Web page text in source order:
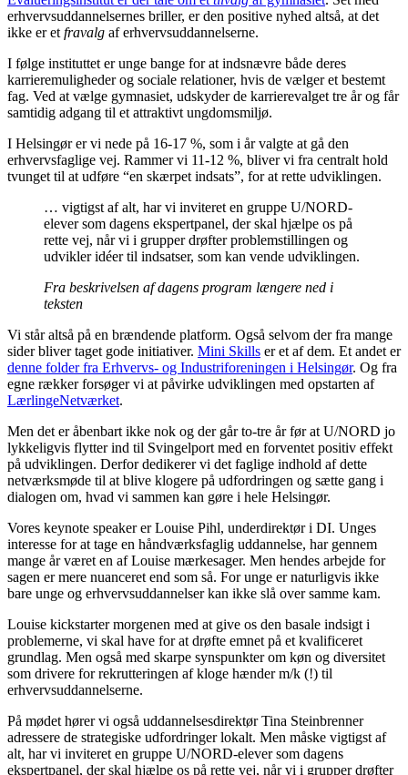
erhvervsuddannelsernes briller, er den positive nyhed altså, at det
ikke er et fravalg af erhvervsuddannelserne.
I følge instituttet er unge bange for at indsnævre både deres
karrieremuligheder og sociale relationer, hvis de vælger et bestemt
fag. Ved at vælge gymnasiet, udskyder de karrierevalget tre år og får
samtidig adgang til et attraktivt ungdomsmiljø.
I Helsingør er vi nede på 16-17 %, som i år valgte at gå den
erhvervsfaglige vej. Rammer vi 11-12 %, bliver vi fra centralt hold
tvunget til at udføre “en skærpet indsats”, for at rette udviklingen.
… vigtigst af alt, har vi inviteret en gruppe U/NORD-
elever som dagens ekspertpanel, der skal hjælpe os på
rette vej, når vi i grupper drøfter problemstillingen og
udvikler idéer til indsatser, som kan vende udviklingen.
Fra beskrivelsen af dagens program længere ned i
teksten
Vi står altså på en brændende platform. Også selvom der fra mange
sider bliver taget gode initiativer. Mini Skills er et af dem. Et andet er
denne folder fra Erhvervs- og Industriforeningen i Helsingør. Og fra
egne rækker forsøger vi at påvirke udviklingen med opstarten af
LærlingeNetværket.
Men det er åbenbart ikke nok og der går to-tre år før at U/NORD jo
lykkeligvis flytter ind til Svingelport med en forventet positiv effekt
på udviklingen. Derfor dedikerer vi det faglige indhold af dette
netværksmøde til at blive klogere på udfordringen og sætte gang i
dialogen om, hvad vi sammen kan gøre i hele Helsingør.
Vores keynote speaker er Louise Pihl, underdirektør i DI. Unges
interesse for at tage en håndværksfaglig uddannelse, har gennem
mange år været en af Louise mærkesager. Men hendes arbejde for
sagen er mere nuanceret end som så. For unge er naturligvis ikke
bare unge og erhvervsuddannelser kan ikke slå over samme kam.
Louise kickstarter morgenen med at give os den basale indsigt i
problemerne, vi skal have for at drøfte emnet på et kvalificeret
grundlag. Men også med skarpe synspunkter om køn og diversitet
som drivere for rekrutteringen af kloge hænder m/k (!) til
erhvervsuddannelserne.
På mødet hører vi også uddannelsesdirektør Tina Steinbrenner
adressere de strategiske udfordringer lokalt. Men måske vigtigst af
alt, har vi inviteret en gruppe U/NORD-elever som dagens
ekspertpanel, der skal hjælpe os på rette vej, når vi i grupper drøfter